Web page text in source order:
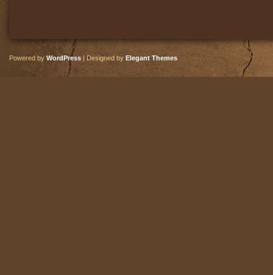
Powered by WordPress | Designed by Elegant Themes